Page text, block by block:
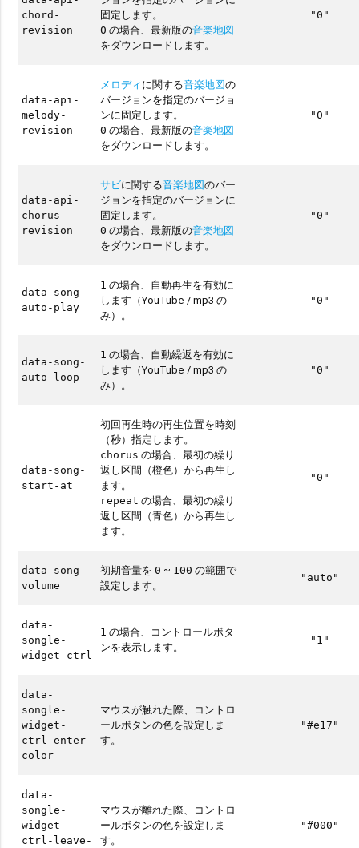
chord-
revision
固定します。
0 の場合、最新版の音楽地図
をダウンロードします。
"0"
data-api-
melody-
revision
メロディに関する音楽地図の
バージョンを指定のバージョ
ンに固定します。
0 の場合、最新版の音楽地図
をダウンロードします。
"0"
data-api-
chorus-
revision
サビに関する音楽地図のバー
ジョンを指定のバージョンに
固定します。
0 の場合、最新版の音楽地図
をダウンロードします。
"0"
data-song-
auto-play
1 の場合、自動再生を有効に
します（YouTube / mp3 の
み）。
"0"
data-song-
auto-loop
1 の場合、自動繰返を有効に
します（YouTube / mp3 の
み）。
"0"
data-song-
start-at
初回再生時の再生位置を時刻
（秒）指定します。
chorus の場合、最初の繰り
返し区間（橙色）から再生し
ます。
repeat の場合、最初の繰り
返し区間（青色）から再生し
ます。
"0"
data-song-
volume
初期音量を0 ~ 100 の範囲で
設定します。
"auto"
data-
songle-
widget-ctrl
1 の場合、コントロールボタ
ンを表示します。
"1"
data-
songle-
widget-
ctrl-enter-
color
マウスが触れた際、コントロ
ールボタンの色を設定しま
す。
"#e17"
data-
songle-
widget-
ctrl-leave-
マウスが離れた際、コントロ
ールボタンの色を設定しま
す。
"#000"